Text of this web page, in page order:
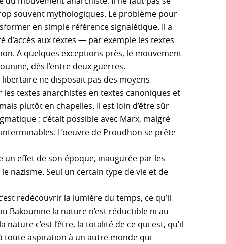
souvent mythologiques. Le problème pour
en simple référence signalétique. Il a
d’accès aux textes — par exemple les textes
A quelques exceptions près, le mouvement
dès l’entre deux guerres.
ne disposait pas des moyens
textes anarchistes en textes canoniques et
plutôt en chapelles. Il est loin d’être sûr
; c’était possible avec Marx, malgré
L’oeuvre de Proudhon se prête
un effet de son époque, inaugurée par les
nazisme. Seul un certain type de vie et de
redécouvrir la lumière du temps, ce qu’il
Bakounine la nature n’est réductible ni au
c’est l’être, la totalité de ce qui est, qu’il
toute aspiration à un autre monde qui